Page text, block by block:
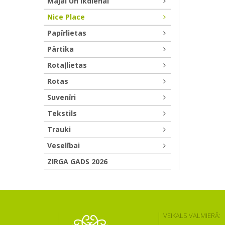
Nice Place
Papīrlietas
Pārtika
Rotaļlietas
Rotas
Suvenīri
Tekstils
Trauki
Veselībai
ZIRGA GADS 2026
VEIKALS VALMIERĀ: